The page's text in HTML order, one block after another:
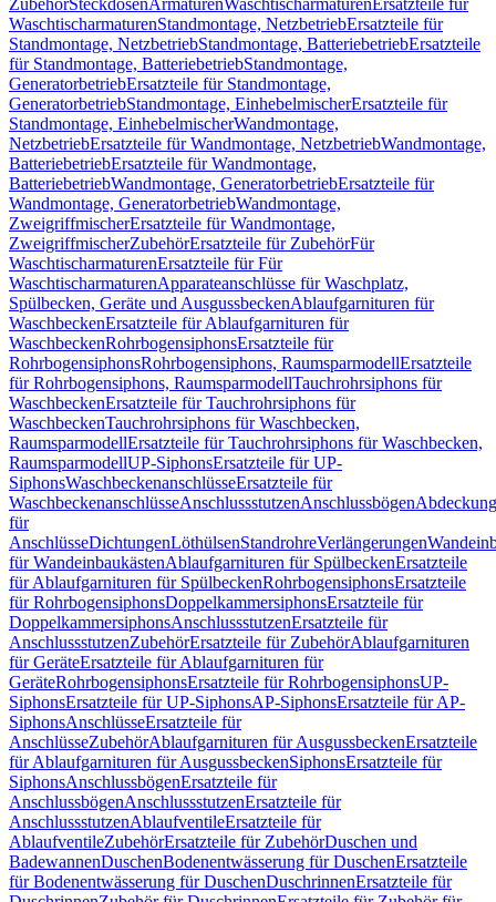
ZubehörSteckdosenArmaturenWaschtischarmaturen Ersatzteile für
WaschtischarmaturenStandmontage, NetzbetriebErsatzteile für
Standmontage, NetzbetriebStandmontage, BatteriebetriebErsatzteile
für Standmontage, BatteriebetriebStandmontage,
GeneratorbetriebErsatzteile für Standmontage,
GeneratorbetriebStandmontage, EinhebelmischerErsatzteile für
Standmontage, EinhebelmischerWandmontage,
NetzbetriebErsatzteile für Wandmontage, NetzbetriebWandmontage,
BatteriebetriebErsatzteile für Wandmontage,
BatteriebetriebWandmontage, GeneratorbetriebErsatzteile für
Wandmontage, GeneratorbetriebWandmontage,
ZweigriffmischerErsatzteile für Wandmontage,
ZweigriffmischerZubehörErsatzteile für ZubehörFür
WaschtischarmaturenErsatzteile für Für
WaschtischarmaturenApparateanschlüsse für Waschplatz,
Spülbecken, Geräte und AusgussbeckenAblaufgarnituren für
WaschbeckenErsatzteile für Ablaufgarnituren für
WaschbeckenRohrbogensiphonsErsatzteile für
RohrbogensiphonsRohrbogensiphons, RaumsparmodellErsatzteile
für Rohrbogensiphons, RaumsparmodellTauchrohrsiphons für
WaschbeckenErsatzteile für Tauchrohrsiphons für
WaschbeckenTauchrohrsiphons für Waschbecken,
RaumsparmodellErsatzteile für Tauchrohrsiphons für Waschbecken,
RaumsparmodellUP-SiphonsErsatzteile für UP-
SiphonsWaschbeckenanschlüsseErsatzteile für
WaschbeckenanschlüsseAnschlussstutzenAnschlussbögen
für
AnschlüsseDichtungenLöthülsenStandrohreVerlängerungen
für WandeinbaukästenAblaufgarnituren für SpülbeckenErsatzteile
für Ablaufgarnituren für SpülbeckenRohrbogensiphonsErsatzteile
für RohrbogensiphonsDoppelkammersiphonsErsatzteile für
DoppelkammersiphonsAnschlussstutzenErsatzteile für
AnschlussstutzenZubehörErsatzteile für ZubehörAblaufgarnituren
für GeräteErsatzteile für Ablaufgarnituren für
GeräteRohrbogensiphonsErsatzteile für RohrbogensiphonsUP-
SiphonsErsatzteile für UP-SiphonsAP-SiphonsErsatzteile für AP-
SiphonsAnschlüsseErsatzteile für
AnschlüsseZubehörAblaufgarnituren für AusgussbeckenErsatzteile
für Ablaufgarnituren für AusgussbeckenSiphonsErsatzteile für
SiphonsAnschlussbögenErsatzteile für
AnschlussbögenAnschlussstutzenErsatzteile für
AnschlussstutzenAblaufventileErsatzteile für
AblaufventileZubehörErsatzteile für ZubehörDuschen und
BadewannenDuschenBodenentwässerung für DuschenErsatzteile
für Bodenentwässerung für DuschenDuschrinnenErsatzteile für